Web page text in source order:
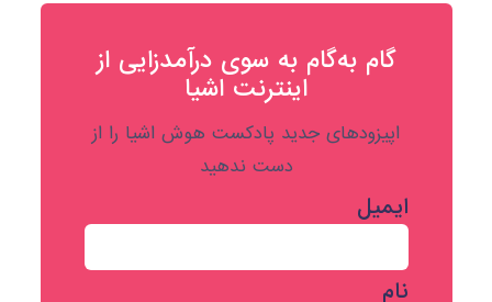
گام به‌گام به‌ سوی درآمدزایی از
اینترنت اشیا
اپیزودهای جدید پادکست هوش اشیا را از
دست ندهید
ایمیل
نام